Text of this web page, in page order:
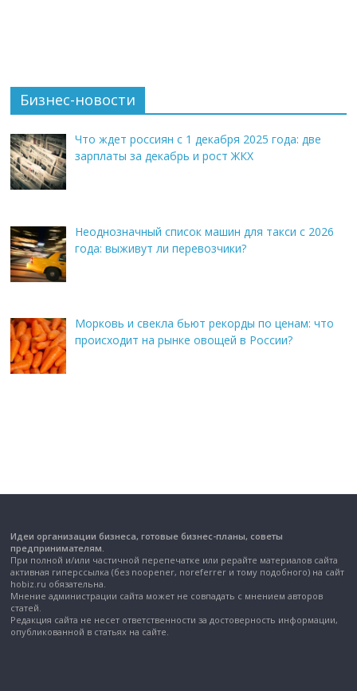
Бизнес-новости
Что ждет россиян с 1 декабря 2025 года: две
зарплаты за декабрь и рост ЖКХ
Неоднозначный список машин для такси с 2026
года: выживут ли перевозчики?
Морковь и свекла бьют рекорды по ценам: что
происходит на рынке овощей в России?
Идеи организации бизнеса, готовые бизнес-планы, советы
предпринимателям.
При полной и/или частичной перепечатке или рерайте материалов сайта
активная гиперссылка (без noopener, noreferrer и тому подобного) на сайт
hobiz.ru обязательна.
Мнение администрации сайта может не совпадать с мнением авторов
статей.
Редакция сайта не несет ответственности за достоверность информации,
опубликованной в статьях на сайте.